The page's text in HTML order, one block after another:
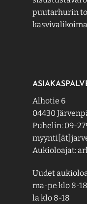
puutarhurin
Alhotie 6
04430
Puhelin: 09-
Aukioloajat:
Uudet
ma-pe klo 8-18
la klo 8-18